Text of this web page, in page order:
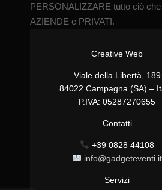
PERSONALIZZARE tutto ciò
AZIENDE e PRIVATI.
Creative Web
Viale della Libertà, 189
84022 Campagna (SA) –
P.IVA: 05287270655
Contatti
+39 0828 44108
info@gadgeteventi.it
Servizi